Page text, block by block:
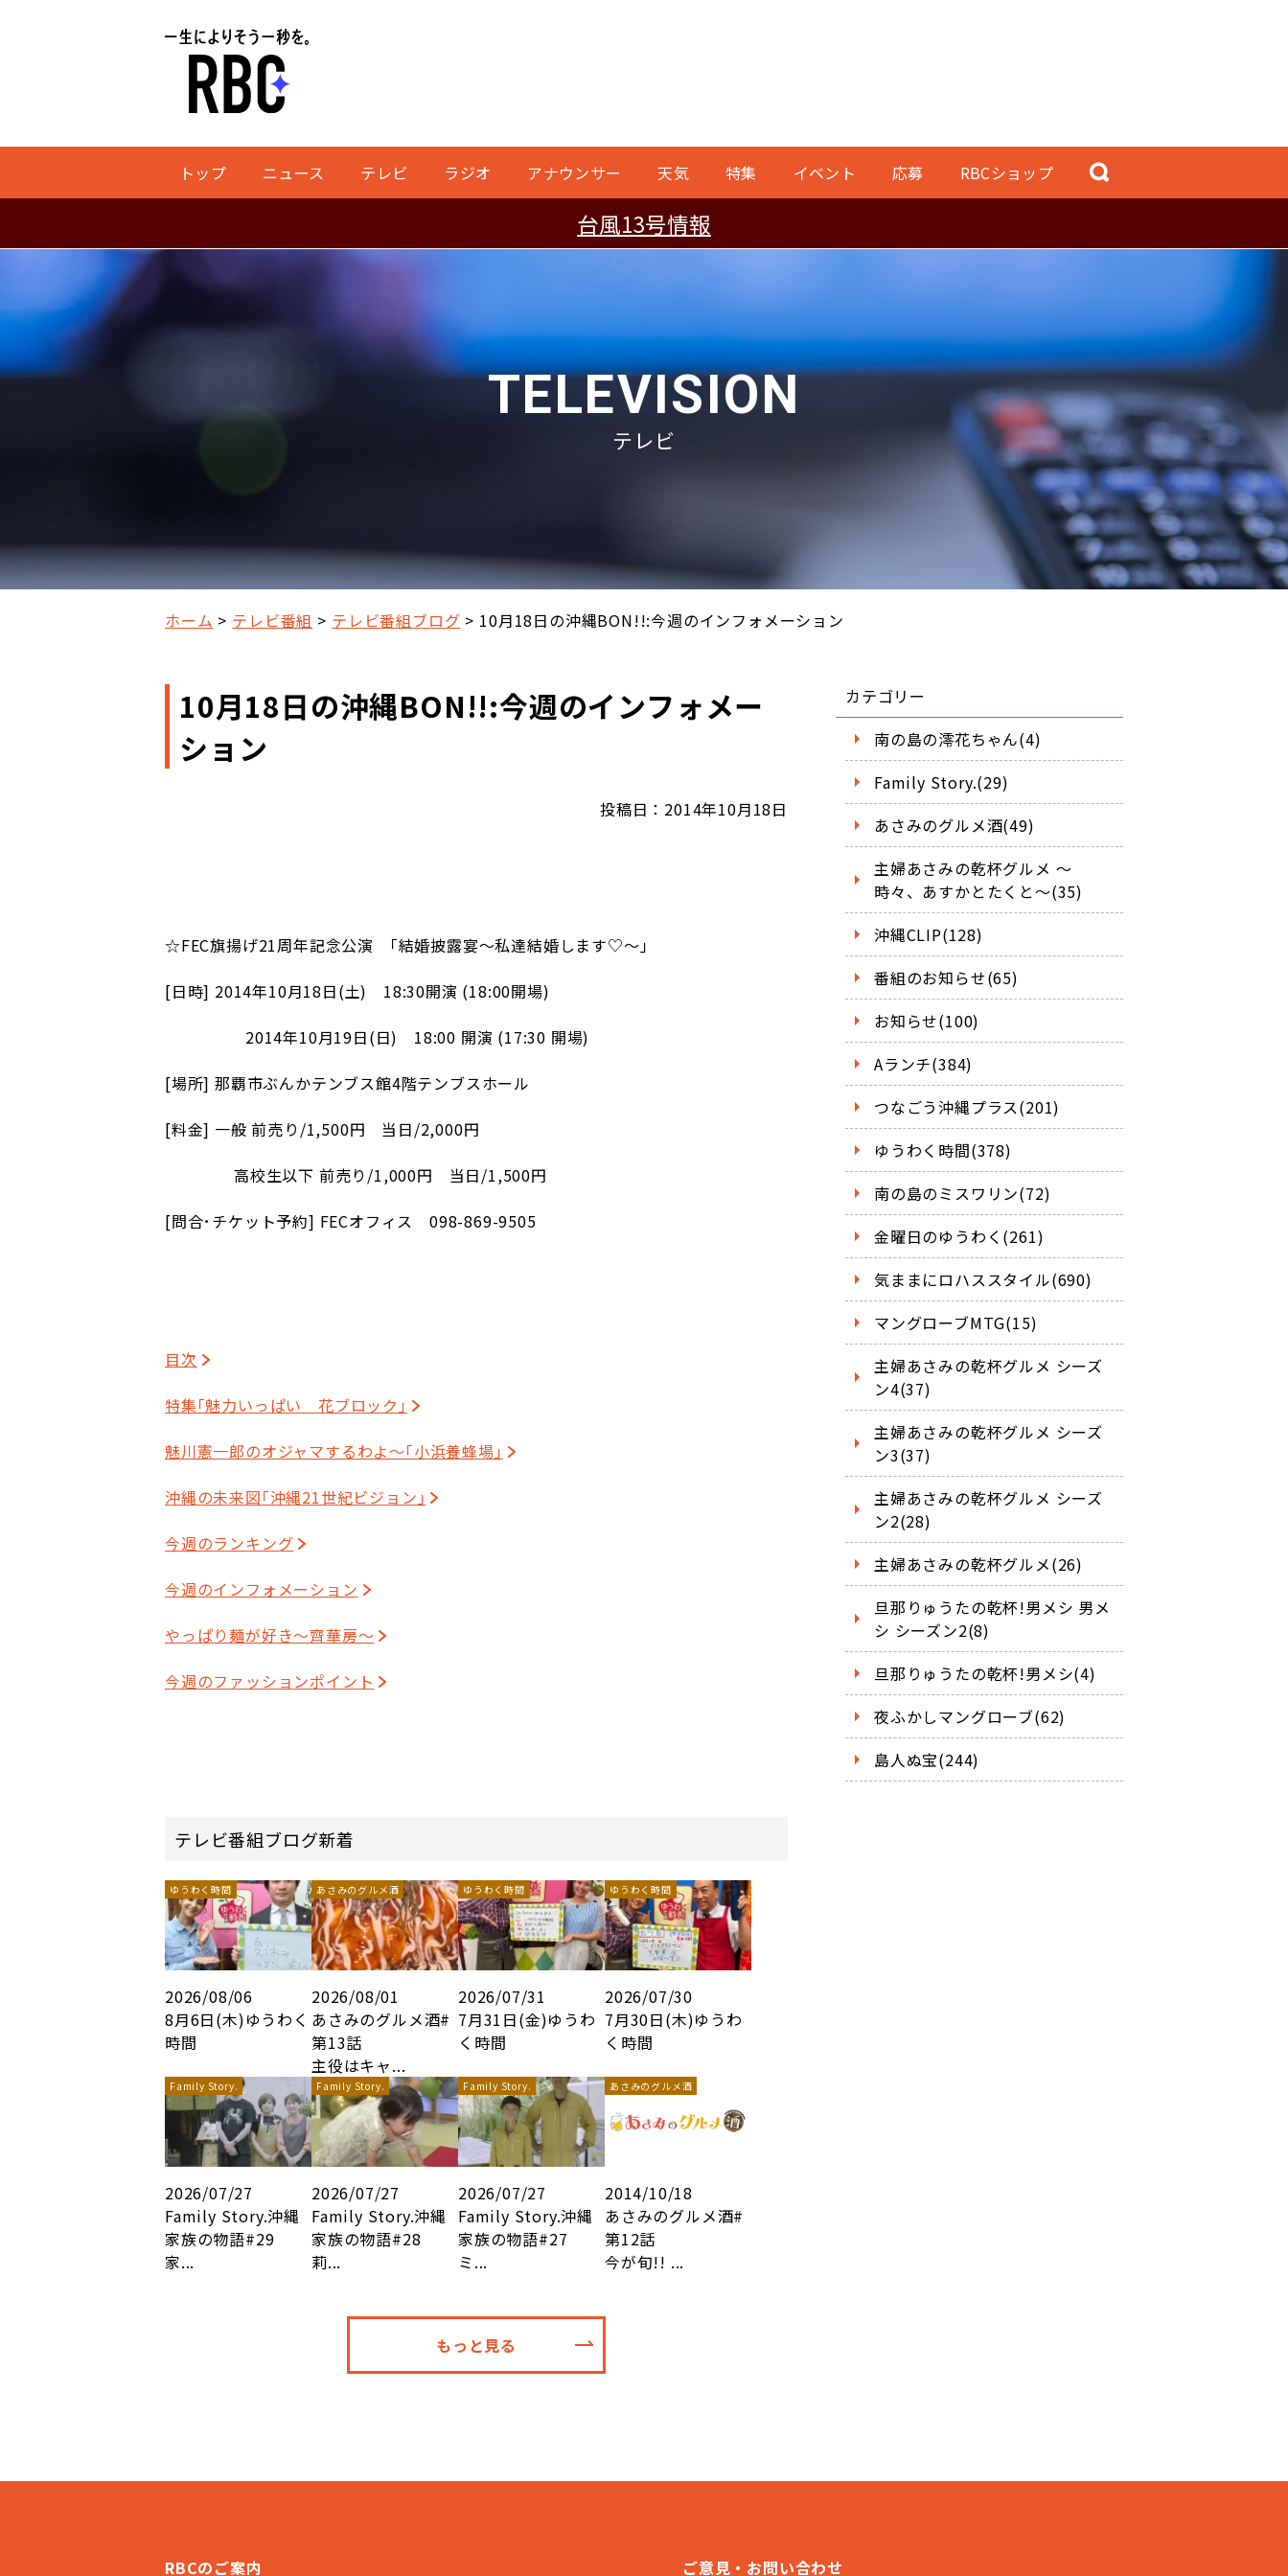
トップ ニュース テレビ ラジオ アナウンサー 天気 特集 イベント 応募 RBCショップ
台風13号情報
TELEVISION
テレビ
ホーム テレビ番組 テレビ番組ブログ 10月18日の沖縄BON!!:今週のインフォメーション
10月18日の沖縄BON!!:今週のインフォメー
ション
投稿日：2014年10月18日
☆FEC旗揚げ21周年記念公演 ｢結婚披露宴～私達結婚します♡～｣
[日時] 2014年10月18日(土) 18:30開演 (18:00開場)
2014年10月19日(日) 18:00 開演 (17:30 開場)
[場所] 那覇市ぶんかテンブス館4階テンブスホール
[料金] 一般 前売り/1,500円 当日/2,000円
高校生以下 前売り/1,000円 当日/1,500円
[問合･チケット予約] FECオフィス 098-869-9505
目次
特集｢魅力いっぱい 花ブロック｣
魅川憲一郎のオジャマするわよ～｢小浜養蜂場｣
沖縄の未来図｢沖縄21世紀ビジョン｣
今週のランキング
今週のインフォメーション
やっぱり麺が好き～齊華房～
今週のファッションポイント
テレビ番組ブログ新着
ゆうわく時間
2026/08/06
8月6日(木)ゆうわく
時間
あさみのグルメ酒
2026/08/01
あさみのグルメ酒#
第13話
主役はキャ...
ゆうわく時間
2026/07/31
7月31日(金)ゆうわ
く時間
ゆうわく時間
2026/07/30
7月30日(木)ゆうわ
く時間
Family Story.
2026/07/27
Family Story.沖縄
家族の物語#29
家...
Family Story.
2026/07/27
Family Story.沖縄
家族の物語#28
莉...
Family Story.
2026/07/27
Family Story.沖縄
家族の物語#27
ミ...
あさみのグルメ酒
2014/10/18
あさみのグルメ酒#
第12話
今が旬!! ...
もっと見る
カテゴリー
南の島の澪花ちゃん(4)
Family Story.(29)
あさみのグルメ酒(49)
主婦あさみの乾杯グルメ ～
時々、あすかとたくと～(35)
沖縄CLIP(128)
番組のお知らせ(65)
お知らせ(100)
Aランチ(384)
つなごう沖縄プラス(201)
ゆうわく時間(378)
南の島のミスワリン(72)
金曜日のゆうわく(261)
気ままにロハススタイル(690)
マングローブMTG(15)
主婦あさみの乾杯グルメ シーズ
ン4(37)
主婦あさみの乾杯グルメ シーズ
ン3(37)
主婦あさみの乾杯グルメ シーズ
ン2(28)
主婦あさみの乾杯グルメ(26)
旦那りゅうたの乾杯!男メシ 男メ
シ シーズン2(8)
旦那りゅうたの乾杯!男メシ(4)
夜ふかしマングローブ(62)
島人ぬ宝(244)
RBCのご案内 ご意見・お問い合わせ